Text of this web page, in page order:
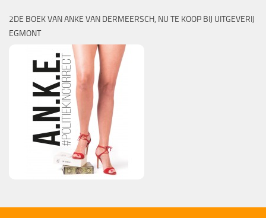
2DE BOEK VAN ANKE VAN DERMEERSCH, NU TE KOOP BIJ UITGEVERIJ
EGMONT